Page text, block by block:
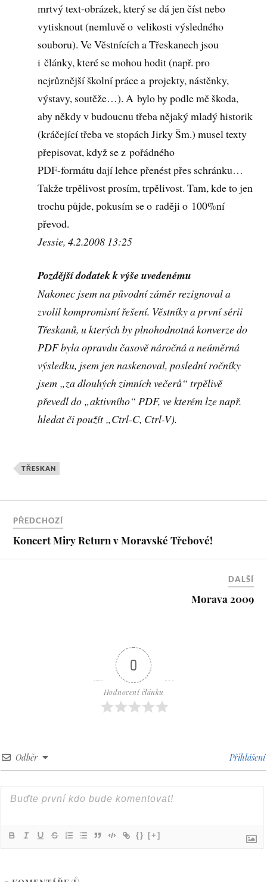
mrtvý text-obrázek, který se dá jen číst nebo
vytisknout (nemluvě o velikosti výsledného
souboru). Ve Věstnících a Třeskanech jsou
i články, které se mohou hodit (např. pro
nejrůznější školní práce a projekty, nástěnky,
výstavy, soutěže…). A bylo by podle mě škoda,
aby někdy v budoucnu třeba nějaký mladý historik
(kráčející třeba ve stopách Jirky Šm.) musel texty
přepisovat, když se z pořádného
PDF-formátu dají lehce přenést přes schránku…
Takže trpělivost prosím, trpělivost. Tam, kde to jen
trochu půjde, pokusím se o raději o 100%ní
převod.
Jessie, 4.2.2008 13:25
Pozdější dodatek k výše uvedenému
Nakonec jsem na původní záměr rezignoval a
zvolil kompromisní řešení. Věstníky a první sérii
Třeskanů, u kterých by plnohodnotná konverze do
PDF byla opravdu časově náročná a neúměrná
výsledku, jsem jen naskenoval, poslední ročníky
jsem „za dlouhých zimních večerů“ trpělivě
převedl do „aktivního“ PDF, ve kterém lze např.
hledat či použít „Ctrl-C, Ctrl-V).
TŘESKAN
PŘEDCHOZÍ
Koncert Miry Return v Moravské Třebové!
DALŠÍ
Morava 2009
0
Hodnocení článku
Odběr Přihlášení
{} [+]